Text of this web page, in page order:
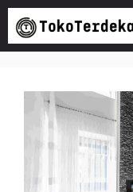
Langsung
isi